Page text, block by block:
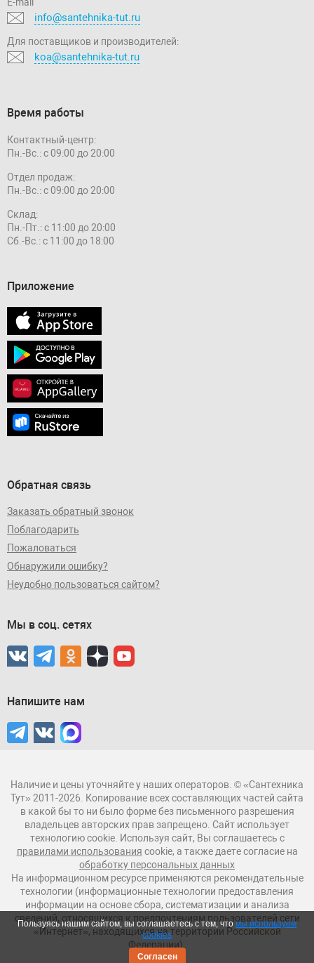
info@santehnika-tut.ru
Для поставщиков и производителей:
koa@santehnika-tut.ru
Время работы
Контактный-центр:
Пн.-Вс.: с 09:00 до 20:00
Отдел продаж:
Пн.-Вс.: с 09:00 до 20:00
Склад:
Пн.-Пт.: с 11:00 до 20:00
Сб.-Вс.: с 11:00 до 18:00
Приложение
Обратная связь
Заказать обратный звонок
Поблагодарить
Пожаловаться
Обнаружили ошибку?
Неудобно пользоваться сайтом?
Мы в соц. сетях
Напишите нам
Наличие и цены уточняйте у наших операторов. © «Сантехника
Тут» 2011-2026. Копирование всех составляющих частей сайта
в какой бы то ни было форме без письменного разрешения
владельцев авторских прав запрещено. Сайт использует
технологию cookie. Используя сайт, Вы соглашаетесь с
правилами использования cookie, а также даете согласие на
обработку персональных данных
На информационном ресурсе применяются рекомендательные
технологии (информационные технологии предоставления
информации на основе сбора, систематизации и анализа
сведений, относящихся к предпочтениям пользователей сети
«Интернет», находящихся на территории Российской
Федерации).
Пользуясь нашим сайтом, вы соглашаетесь с тем, чтомы используем
cookies
Согласен